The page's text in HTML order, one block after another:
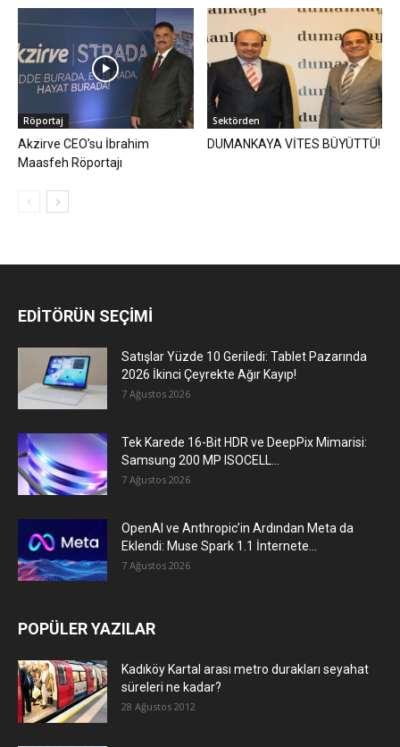
Röportaj
Akzirve CEO’su İbrahim
Maasfeh Röportajı
Sektörden
DUMANKAYA VİTES BÜYÜTTÜ!
EDİTÖRÜN SEÇİMİ
Satışlar Yüzde 10 Geriledi: Tablet Pazarında
2026 İkinci Çeyrekte Ağır Kayıp!
7 Ağustos 2026
Tek Karede 16-Bit HDR ve DeepPix Mimarisi:
Samsung 200 MP ISOCELL...
7 Ağustos 2026
OpenAI ve Anthropic’in Ardından Meta da
Eklendi: Muse Spark 1.1 İnternete...
7 Ağustos 2026
POPÜLER YAZILAR
Kadıköy Kartal arası metro durakları seyahat
süreleri ne kadar?
28 Ağustos 2012